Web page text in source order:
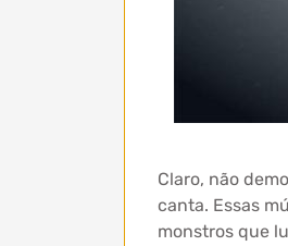
Claro, não
canta. Essas
monstros que